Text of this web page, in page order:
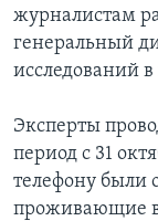
журналистам
генеральный
исследований в
Эксперты
период с 31
телефону были
проживающие в